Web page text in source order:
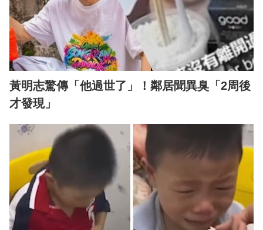
黃明志驚傳「他過世了」！鄰居聞異臭「2周後
才發現」